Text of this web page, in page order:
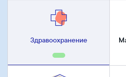
Здравоохранение